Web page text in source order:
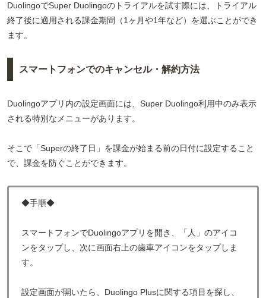
DuolingoでSuper Duolingoのトライアルを試す際には、トライアル
終了後に適用される課金期間（1ヶ月や1年など）を選ぶことができ
ます。
スマートフォンでのキャンセル・解約方法
Duolingoアプリ内の設定画面には、Super Duolingo利用中のみ表示
される特別なメニューがあります。
そこで「Superの終了日」を課金が始まる前の日付に設定すること
で、課金を防ぐことができます。
◆手順◆
スマートフォンでDuolingoアプリを開き、「人」のアイコ
ンをタップし、次に画面右上の歯車アイコンをタップしま
す。
設定画面が開いたら、Duolingo Plusに関する項目を探し、